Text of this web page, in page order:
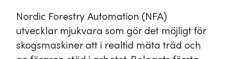
Nordic Forestry Automation (NFA)
utvecklar mjukvara som gör det möjligt för
skogsmaskiner att i realtid mäta träd och